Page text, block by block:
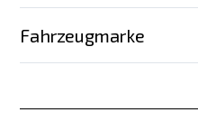
Fahrzeugmarke